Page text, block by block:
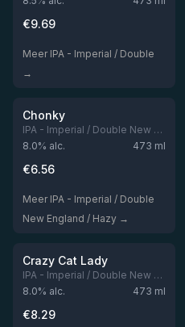
€9.69
Meer IPA - Imperial / Double
→
★
Chonky
IPA - Imperial / Double New England / Hazy
8.0% alc. 473 ml
€6.56
Meer IPA - Imperial / Double
New England / Hazy →
Niet op voorraad
★3.9
Crazy Cat Lady
IPA - Imperial / Double New England / Hazy
8.0% alc. 473 ml
€8.29